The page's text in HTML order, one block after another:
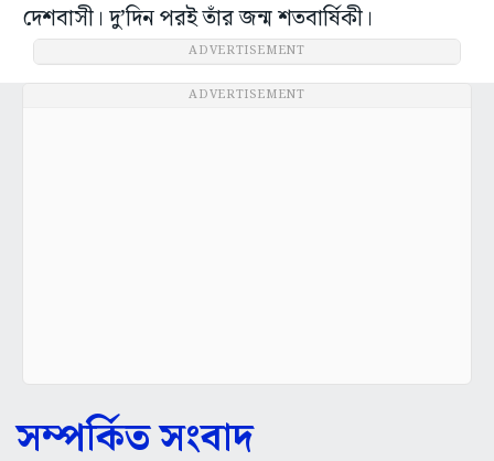
দেশবাসী। দু’দিন পরই তাঁর জন্ম শতবার্ষিকী।
ADVERTISEMENT
ADVERTISEMENT
সম্পর্কিত সংবাদ